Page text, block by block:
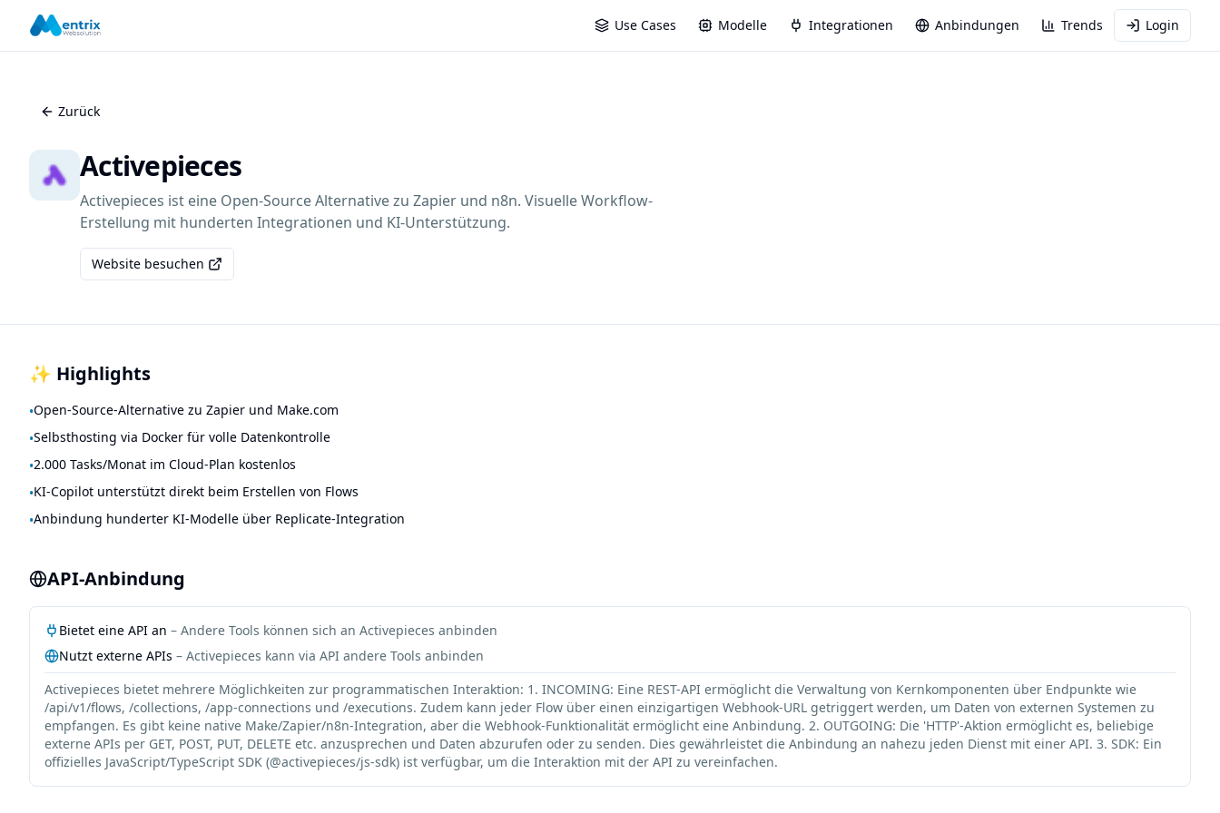
Use Cases Modelle Integrationen Anbindungen Trends Login
Zurück
Activepieces
Activepieces ist eine Open-Source Alternative zu Zapier und n8n. Visuelle Workflow-
Erstellung mit hunderten Integrationen und KI-Unterstützung.
Website besuchen
✨ Highlights
•Open-Source-Alternative zu Zapier und Make.com
•Selbsthosting via Docker für volle Datenkontrolle
•2.000 Tasks/Monat im Cloud-Plan kostenlos
•KI-Copilot unterstützt direkt beim Erstellen von Flows
•Anbindung hunderter KI-Modelle über Replicate-Integration
API-Anbindung
Bietet eine API an – Andere Tools können sich an Activepieces anbinden
Nutzt externe APIs – Activepieces kann via API andere Tools anbinden
Activepieces bietet mehrere Möglichkeiten zur programmatischen Interaktion: 1. INCOMING: Eine REST-API ermöglicht die Verwaltung von Kernkomponenten über Endpunkte wie
/api/v1/flows, /collections, /app-connections und /executions. Zudem kann jeder Flow über einen einzigartigen Webhook-URL getriggert werden, um Daten von externen Systemen zu
empfangen. Es gibt keine native Make/Zapier/n8n-Integration, aber die Webhook-Funktionalität ermöglicht eine Anbindung. 2. OUTGOING: Die 'HTTP'-Aktion ermöglicht es, beliebige
externe APIs per GET, POST, PUT, DELETE etc. anzusprechen und Daten abzurufen oder zu senden. Dies gewährleistet die Anbindung an nahezu jeden Dienst mit einer API. 3. SDK: Ein
offizielles JavaScript/TypeScript SDK (@activepieces/js-sdk) ist verfügbar, um die Interaktion mit der API zu vereinfachen.